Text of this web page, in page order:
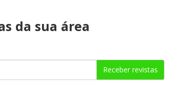
da sua área
Receber revistas